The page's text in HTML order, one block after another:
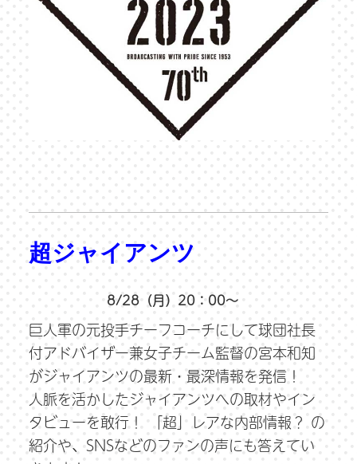
超ジャイアンツ
8/28（月）20：00～
巨人軍の元投手チーフコーチにして球団社長
付アドバイザー兼女子チーム監督の宮本和知
がジャイアンツの最新・最深情報を発信！
人脈を活かしたジャイアンツへの取材やイン
タビューを敢行！ 「超」レアな内部情報？ の
紹介や、SNSなどのファンの声にも答えてい